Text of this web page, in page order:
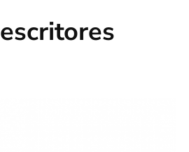
escritores